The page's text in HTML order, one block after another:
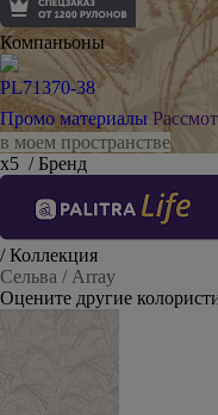
Компаньоны
PL71370-38
Промо материалы
в моем пространстве
х5 / Бренд
/ Коллекция
Сельва / Array
Оцените другие